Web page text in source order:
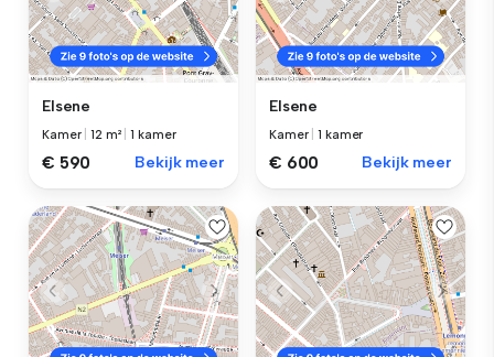
Elsene
Kamer |12 m² |1 kamer
€ 590 Bekijk meer
Elsene
Kamer |1 kamer
€ 600 Bekijk meer